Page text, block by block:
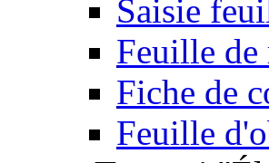
Saisie
Feuille de
Fiche de
Feuille